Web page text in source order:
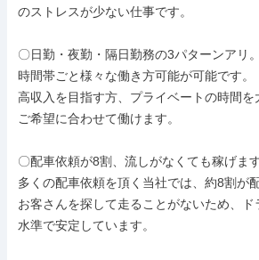
のストレスが少ない仕事です。
〇日勤・夜勤・隔日勤務の3パターンアリ。
時間帯ごと様々な働き方可能が可能です。
高収入を目指す方、プライベートの時間を
ご希望に合わせて働けます。
〇配車依頼が8割、流しがなくても稼げます
多くの配車依頼を頂く当社では、約8割が
お客さんを探して走ることがないため、
水準で安定しています。